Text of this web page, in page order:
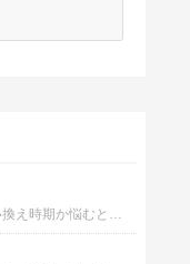
セレナの車検費用が30万円以上。買い換え時期か悩むとき。